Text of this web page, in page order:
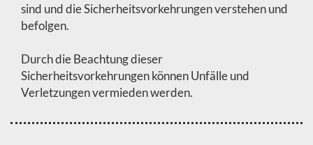
sind und die Sicherheitsvorkehrungen verstehen und
befolgen.
Durch die Beachtung dieser
Sicherheitsvorkehrungen können Unfälle und
Verletzungen vermieden werden.